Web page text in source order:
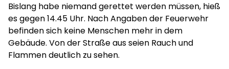
Bislang habe niemand gerettet werden müssen, hieß
es gegen 14.45 Uhr. Nach Angaben der Feuerwehr
befinden sich keine Menschen mehr in dem
Gebäude. Von der Straße aus seien Rauch und
Flammen deutlich zu sehen.